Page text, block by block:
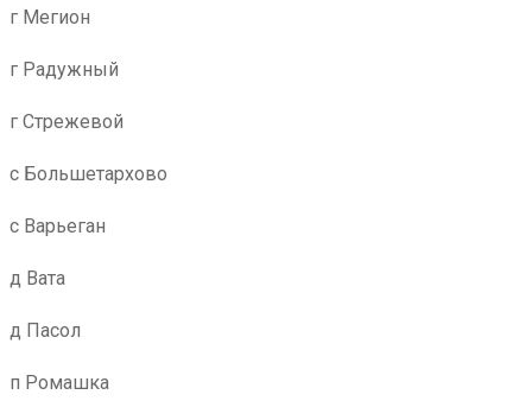
г Мегион
г Радужный
г Стрежевой
с Большетархово
с Варьеган
д Вата
д Пасол
п Ромашка